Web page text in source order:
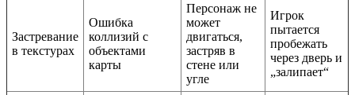
Застревание
в текстурах
Ошибка
коллизий с
объектами
карты
Персонаж не
может
двигаться,
застряв в
стене или
угле
Игрок
пытается
пробежать
через дверь и
„залипает“